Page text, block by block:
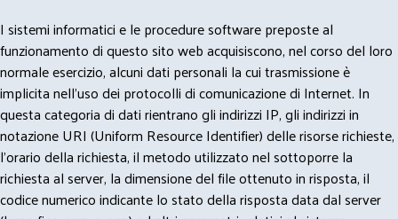
I sistemi informatici e le procedure software preposte al
funzionamento di questo sito web acquisiscono, nel corso del loro
normale esercizio, alcuni dati personali la cui trasmissione è
implicita nell'uso dei protocolli di comunicazione di Internet. In
questa categoria di dati rientrano gli indirizzi IP, gli indirizzi in
notazione URI (Uniform Resource Identifier) delle risorse richieste,
l'orario della richiesta, il metodo utilizzato nel sottoporre la
richiesta al server, la dimensione del file ottenuto in risposta, il
codice numerico indicante lo stato della risposta data dal server